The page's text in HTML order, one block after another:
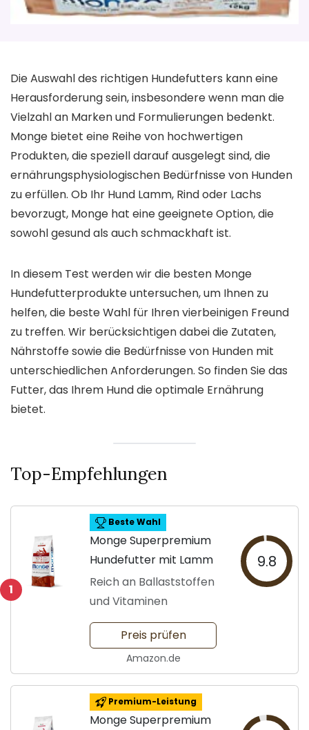
Die Auswahl des richtigen Hundefutters kann eine
Herausforderung sein, insbesondere wenn man die
Vielzahl an Marken und Formulierungen bedenkt.
Monge bietet eine Reihe von hochwertigen
Produkten, die speziell darauf ausgelegt sind, die
ernährungsphysiologischen Bedürfnisse von Hunden
zu erfüllen. Ob Ihr Hund Lamm, Rind oder Lachs
bevorzugt, Monge hat eine geeignete Option, die
sowohl gesund als auch schmackhaft ist.
In diesem Test werden wir die besten Monge
Hundefutterprodukte untersuchen, um Ihnen zu
helfen, die beste Wahl für Ihren vierbeinigen Freund
zu treffen. Wir berücksichtigen dabei die Zutaten,
Nährstoffe sowie die Bedürfnisse von Hunden mit
unterschiedlichen Anforderungen. So finden Sie das
Futter, das Ihrem Hund die optimale Ernährung
bietet.
Top-Empfehlungen
1
Beste Wahl
Monge Superpremium
Hundefutter mit Lamm
Reich an Ballaststoffen
und Vitaminen
9.8
Preis prüfen
Amazon.de
Premium-Leistung
Monge Superpremium